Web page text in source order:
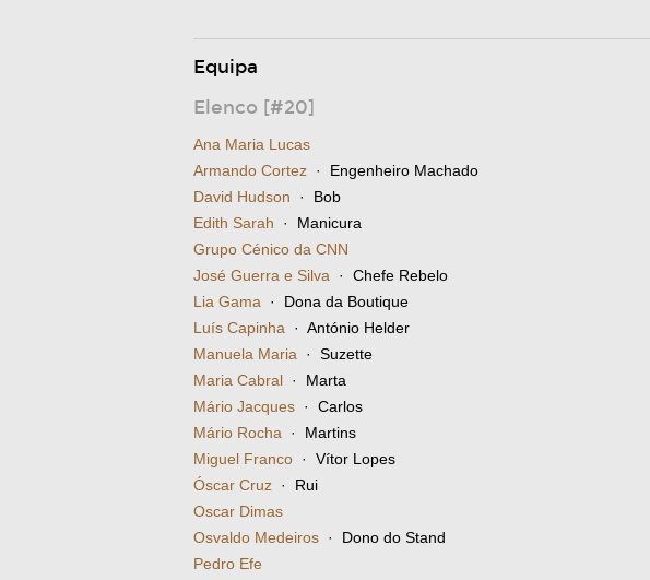
Equipa
Elenco [#20]
Ana Maria Lucas
Armando Cortez · Engenheiro Machado
David Hudson · Bob
Edith Sarah · Manicura
Grupo Cénico da CNN
José Guerra e Silva · Chefe Rebelo
Lia Gama · Dona da Boutique
Luís Capinha · António Helder
Manuela Maria · Suzette
Maria Cabral · Marta
Mário Jacques · Carlos
Mário Rocha · Martins
Miguel Franco · Vítor Lopes
Óscar Cruz · Rui
Oscar Dimas
Osvaldo Medeiros · Dono do Stand
Pedro Efe